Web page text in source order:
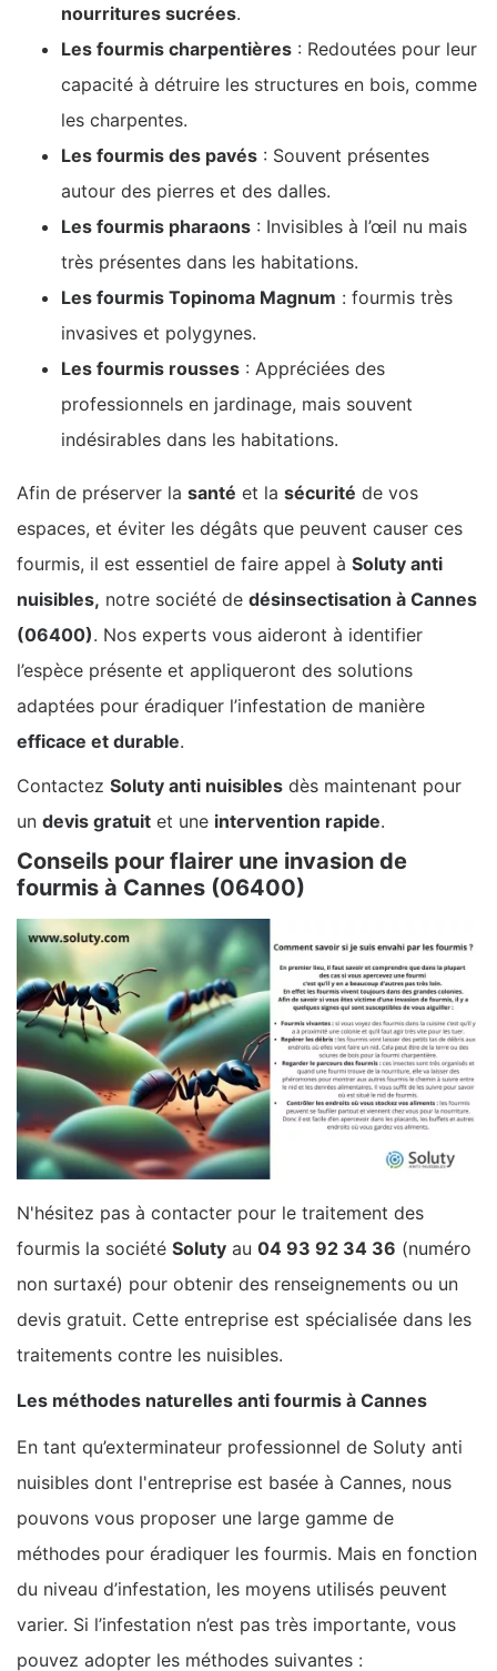
nourritures sucrées.
Les fourmis charpentières : Redoutées pour leur
capacité à détruire les structures en bois, comme
les charpentes.
Les fourmis des pavés : Souvent présentes
autour des pierres et des dalles.
Les fourmis pharaons : Invisibles à l’œil nu mais
très présentes dans les habitations.
Les fourmis Topinoma Magnum : fourmis très
invasives et polygynes.
Les fourmis rousses : Appréciées des
professionnels en jardinage, mais souvent
indésirables dans les habitations.
Afin de préserver la santé et la sécurité de vos
espaces, et éviter les dégâts que peuvent causer ces
fourmis, il est essentiel de faire appel à Soluty anti
nuisibles, notre société de désinsectisation à Cannes
(06400). Nos experts vous aideront à identifier
l’espèce présente et appliqueront des solutions
adaptées pour éradiquer l’infestation de manière
efficace et durable.
Contactez Soluty anti nuisibles dès maintenant pour
un devis gratuit et une intervention rapide.
Conseils pour flairer une invasion de
fourmis à Cannes (06400)
N'hésitez pas à contacter pour le traitement des
fourmis la société Soluty au 04 93 92 34 36 (numéro
non surtaxé) pour obtenir des renseignements ou un
devis gratuit. Cette entreprise est spécialisée dans les
traitements contre les nuisibles.
Les méthodes naturelles anti fourmis à Cannes
En tant qu’exterminateur professionnel de Soluty anti
nuisibles dont l'entreprise est basée à Cannes, nous
pouvons vous proposer une large gamme de
méthodes pour éradiquer les fourmis. Mais en fonction
du niveau d’infestation, les moyens utilisés peuvent
varier. Si l’infestation n’est pas très importante, vous
pouvez adopter les méthodes suivantes :